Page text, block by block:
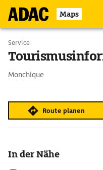
Maps
Service
Monchique
Route planen
In der Nähe